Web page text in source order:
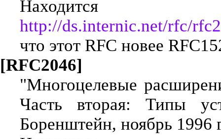
http://ds.internic.net/rfc/
что этот RFC новее
[RFC2046]
"Многоцелевые
Часть вторая: Типы
Боренштейн, ноябрь 1996